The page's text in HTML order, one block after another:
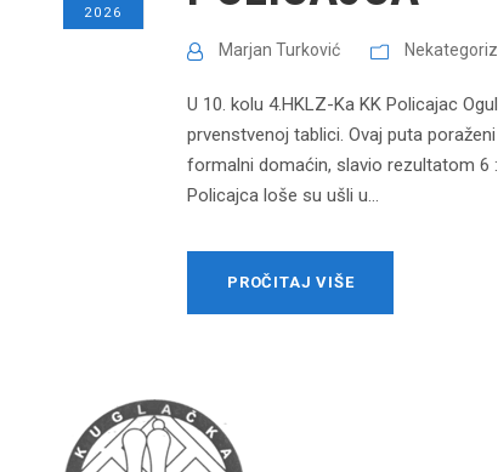
2026
Marjan Turković
U 10. kolu 4.HKLZ-Ka KK Policajac
prvenstvenoj tablici. Ovaj puta
formalni domaćin, slavio rezultatom 6
Policajca loše su ušli u...
PROČITAJ VIŠE